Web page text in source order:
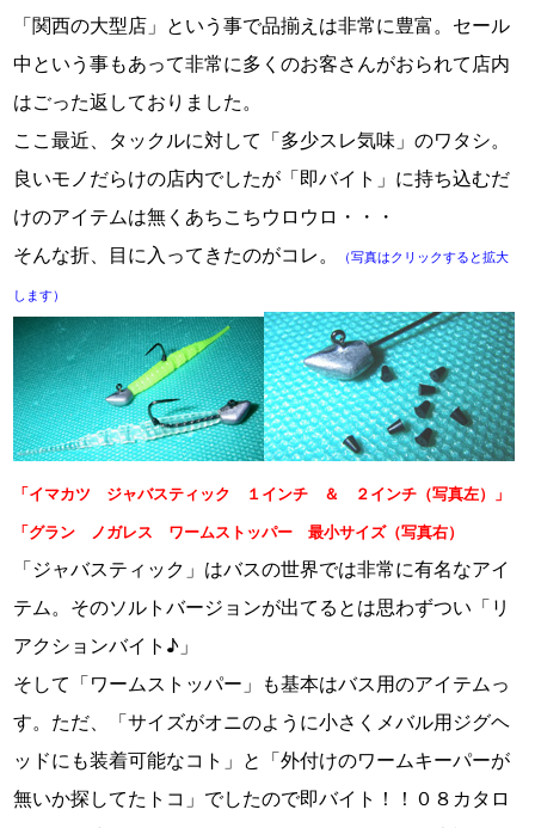
「関西の大型店」という事で品揃えは非常に豊富。セール
中という事もあって非常に多くのお客さんがおられて店内
はごった返しておりました。
ここ最近、タックルに対して「多少スレ気味」のワタシ。
良いモノだらけの店内でしたが「即バイト」に持ち込むだ
けのアイテムは無くあちこちウロウロ・・・
そんな折、目に入ってきたのがコレ。
（写真はクリックすると拡大
します）
「イマカツ ジャバスティック １インチ ＆ ２インチ（写真左）」
「グラン ノガレス ワームストッパー 最小サイズ（写真右）
「ジャバスティック」はバスの世界では非常に有名なアイ
テム。そのソルトバージョンが出てるとは思わずつい「リ
アクションバイト♪」
そして「ワームストッパー」も基本はバス用のアイテムっ
す。ただ、「サイズがオニのように小さくメバル用ジグヘ
ッドにも装着可能なコト」と「外付けのワームキーパーが
無いか探してたトコ」でしたので即バイト！！０８カタロ